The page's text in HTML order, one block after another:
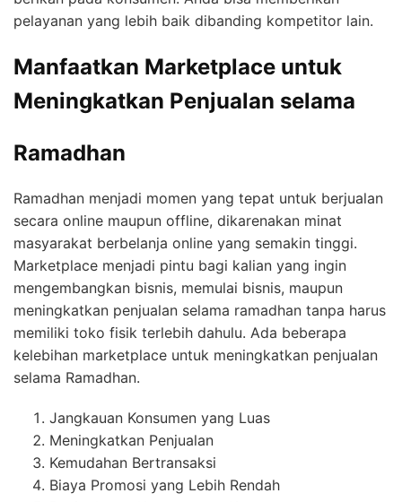
pelayanan yang lebih baik dibanding kompetitor lain.
Manfaatkan Marketplace untuk
Meningkatkan Penjualan selama
Ramadhan
Ramadhan menjadi momen yang tepat untuk berjualan
secara online maupun offline, dikarenakan minat
masyarakat berbelanja online yang semakin tinggi.
Marketplace menjadi pintu bagi kalian yang ingin
mengembangkan bisnis, memulai bisnis, maupun
meningkatkan penjualan selama ramadhan tanpa harus
memiliki toko fisik terlebih dahulu. Ada beberapa
kelebihan marketplace untuk meningkatkan penjualan
selama Ramadhan.
Jangkauan Konsumen yang Luas
Meningkatkan Penjualan
Kemudahan Bertransaksi
Biaya Promosi yang Lebih Rendah